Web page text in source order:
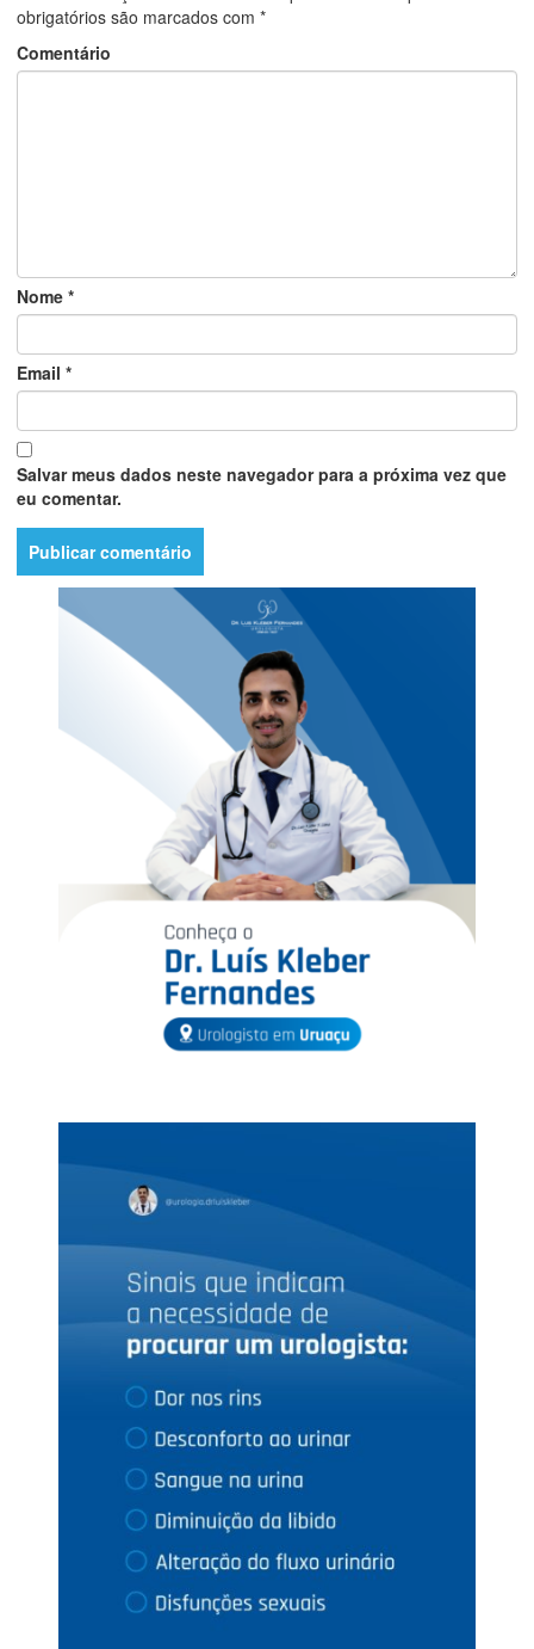
obrigatórios são marcados com *
Comentário
Nome *
Email *
Salvar meus dados neste navegador para a próxima vez que
eu comentar.